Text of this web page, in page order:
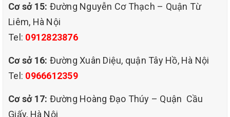
sáng rọi.
Những chiếc rèm đầy bụi bặm như vậy rất
ảnh hưởng tới sức khỏe, gia đình bạn có
trẻ em rất dễ mẩn ngứa vì bụi gây kích ứng
làn da bé. Chưa tính hô cấp của bé cũng sẽ
Cơ sở 15: Đường Nguyễn Cơ Thạch – Quận Từ
Liêm, Hà Nội
Tel: 0912823876
Cơ sở 16: Đường Xuân Diệu, quận Tây Hồ, Hà Nội
Tel: 0966612359
Cơ sở 17: Đường Hoàng Đạo Thúy – Quận Cầu
Giấy, Hà Nội